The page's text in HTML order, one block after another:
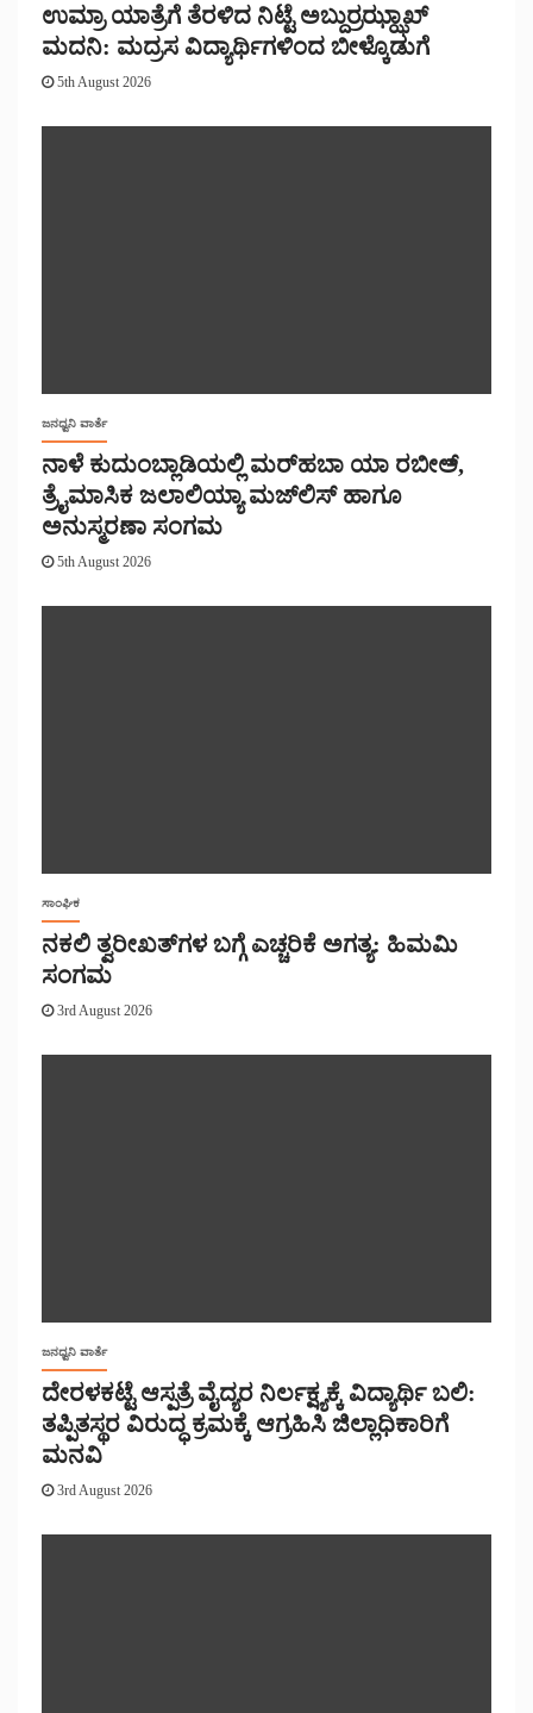
ಉಮ್ರಾ ಯಾತ್ರೆಗೆ ತೆರಳಿದ ನಿಟ್ಟೆ ಅಬ್ದುರ್ರಝ್ಝಾಖ್
ಮದನಿ: ಮದ್ರಸ ವಿದ್ಯಾರ್ಥಿಗಳಿಂದ ಬೀಳ್ಕೊಡುಗೆ
5th August 2026
ಜನಧ್ವನಿ ವಾರ್ತೆ
ನಾಳೆ ಕುದುಂಬ್ಲಾಡಿಯಲ್ಲಿ ಮರ್‌‌ಹಬಾ ಯಾ ರಬೀಅ್,
ತ್ರೈಮಾಸಿಕ ಜಲಾಲಿಯ್ಯಾ ಮಜ್‌‌ಲಿಸ್‌‌ ಹಾಗೂ
ಅನುಸ್ಮರಣಾ ಸಂಗಮ
5th August 2026
ಸಾಂಘಿಕ
ನಕಲಿ ತ್ವರೀಖತ್‌ಗಳ ಬಗ್ಗೆ ಎಚ್ಚರಿಕೆ ಅಗತ್ಯ: ಹಿಮಮಿ
ಸಂಗಮ
3rd August 2026
ಜನಧ್ವನಿ ವಾರ್ತೆ
ದೇರಳಕಟ್ಟೆ ಆಸ್ಪತ್ರೆ ವೈದ್ಯರ ನಿರ್ಲಕ್ಷ್ಯಕ್ಕೆ ವಿದ್ಯಾರ್ಥಿ ಬಲಿ:
ತಪ್ಪಿತಸ್ಥರ ವಿರುದ್ಧ ಕ್ರಮಕ್ಕೆ ಆಗ್ರಹಿಸಿ ಜಿಲ್ಲಾಧಿಕಾರಿಗೆ
ಮನವಿ
3rd August 2026